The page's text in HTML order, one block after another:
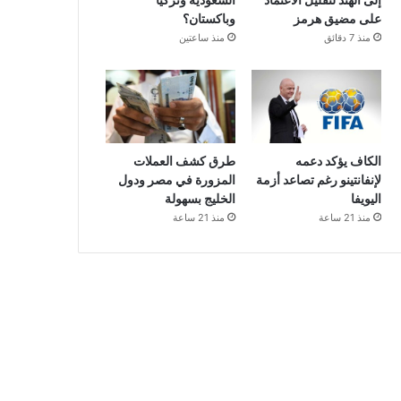
على مضيق هرمز
منذ 7 دقائق
وباكستان؟
منذ ساعتين
الكاف يؤكد دعمه
لإنفانتينو رغم تصاعد أزمة
اليويفا
منذ 21 ساعة
طرق كشف العملات
المزورة في مصر ودول
الخليج بسهولة
منذ 21 ساعة